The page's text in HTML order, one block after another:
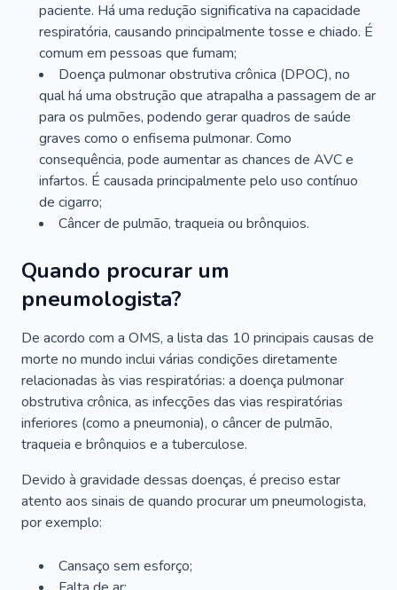
paciente. Há uma redução significativa na capacidade
respiratória, causando principalmente tosse e chiado. É
comum em pessoas que fumam;
Doença pulmonar obstrutiva crônica (DPOC), no
qual há uma obstrução que atrapalha a passagem de ar
para os pulmões, podendo gerar quadros de saúde
graves como o enfisema pulmonar. Como
consequência, pode aumentar as chances de AVC e
infartos. É causada principalmente pelo uso contínuo
de cigarro;
Câncer de pulmão, traqueia ou brônquios.
Quando procurar um
pneumologista?
De acordo com a OMS, a lista das 10 principais causas de
morte no mundo inclui várias condições diretamente
relacionadas às vias respiratórias: a doença pulmonar
obstrutiva crônica, as infecções das vias respiratórias
inferiores (como a pneumonia), o câncer de pulmão,
traqueia e brônquios e a tuberculose.
Devido à gravidade dessas doenças, é preciso estar
atento aos sinais de quando procurar um pneumologista,
por exemplo:
Cansaço sem esforço;